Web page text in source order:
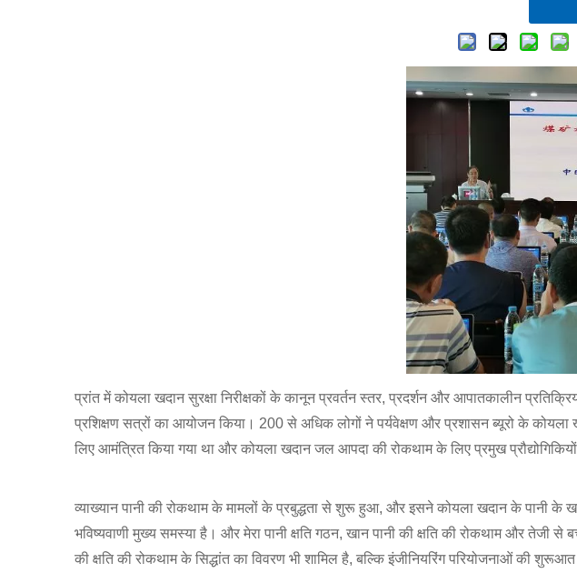
प्रांत में कोयला खदान सुरक्षा निरीक्षकों के कानून प्रवर्तन स्तर, प्रदर्शन और आपातकालीन
प्रशिक्षण सत्रों का आयोजन किया। 200 से अधिक लोगों ने पर्यवेक्षण और प्रशासन ब्यूरो के
लिए आमंत्रित किया गया था और कोयला खदान जल आपदा की रोकथाम के लिए प्रमुख प्रौद्योगिकियों
व्याख्यान पानी की रोकथाम के मामलों के प्रबुद्धता से शुरू हुआ, और इसने कोयला खदान के पानी के
भविष्यवाणी मुख्य समस्या है। और मेरा पानी क्षति गठन, खान पानी की क्षति की रोकथाम और
की क्षति की रोकथाम के सिद्धांत का विवरण भी शामिल है, बल्कि इंजीनियरिंग परियोजनाओं की